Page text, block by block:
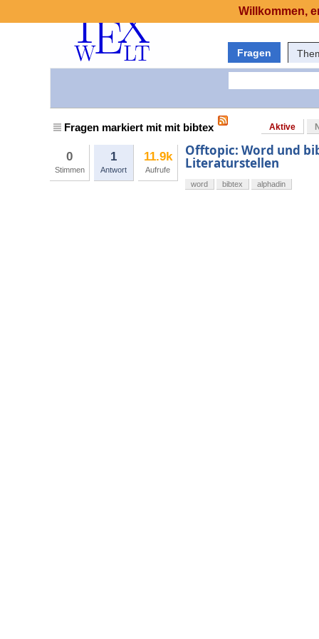
Fragen
Fragen markiert mit mit bibtex Aktive
0
Stimmen
1
Antwort
11.9k
Aufrufe
Offtopic: Word und
Literaturstellen
word bibtex alphadin
Willkommen,